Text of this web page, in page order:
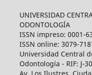
UNIVERSIDAD
ODONTOLOGÍA
ISSN impreso: 0001-
ISSN online: 3079-
Universidad Central
Odontología - RIF: J-